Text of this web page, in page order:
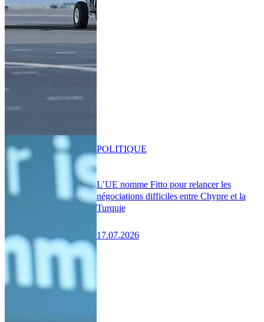
L’UE nomme Fitto pour relancer les
négociations difficiles entre Chypre et la
Turquie
17.07.2026
POLITIQUE